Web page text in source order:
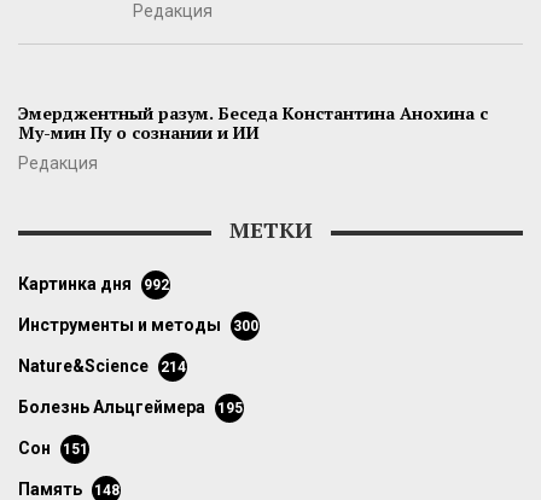
Редакция
Эмерджентный разум. Беседа Константина Анохина с
Му-мин Пу о сознании и ИИ
Редакция
МЕТКИ
картинка дня 992
инструменты и методы 300
Nature&Science 214
болезнь Альцгеймера 195
сон 151
память 148